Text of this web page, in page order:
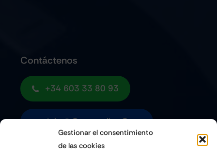
Gestionar el consentimiento
de las cookies
Contáctenos
+34 603 33 80 93
Info@quemoviles.com